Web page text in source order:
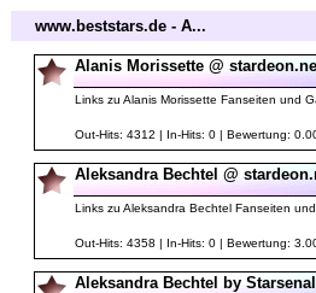
www.beststars.de - A...
Alanis Morissette @
Links zu Alanis Morissette Fanseiten und
Out-Hits: 4312 | In-Hits: 0 | Bewertung:
Aleksandra Bechtel @
Links zu Aleksandra Bechtel Fanseiten und
Out-Hits: 4358 | In-Hits: 0 | Bewertung:
Aleksandra Bechtel by Starsenal